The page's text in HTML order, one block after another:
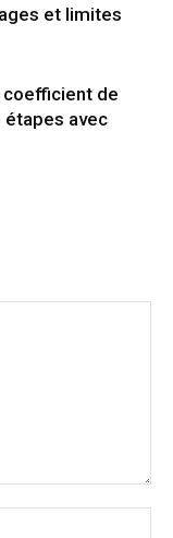
et limites
de
avec